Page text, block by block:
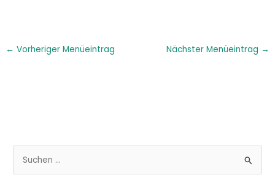
← Vorheriger Menüeintrag Nächster Menüeintrag →